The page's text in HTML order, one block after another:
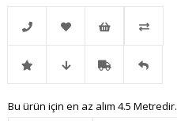
Telefonla
Sipariş
Favorilere
Ekle
İstek
Listeme
Karşılaştır
İndirimli Fiyat Kargo Gelince
Bu ürün için en az alım 4.5 Metredir.